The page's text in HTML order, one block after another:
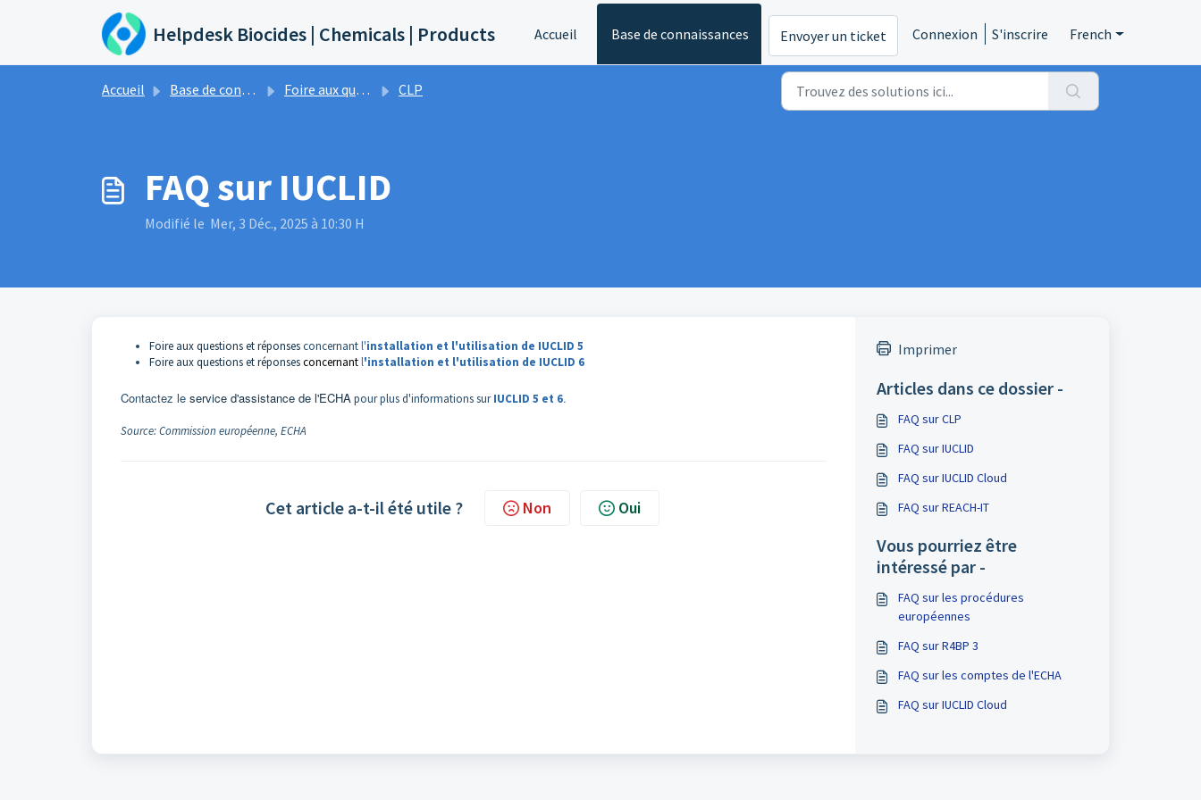
Passer au contenu principal
Helpdesk Biocides | Chemicals | Products Accueil Base de connaissances Envoyer un ticket Connexion S'inscrire French
Accueil Base de connaissances Foire aux questions et réponses CLP
FAQ sur IUCLID
Modifié le Mer, 3 Déc., 2025 à 10:30 H
Foire aux questions et réponsesconcernantl'installation et l'utilisation de IUCLID 5
Foire aux questions et réponsesconcernantl'installation et l'utilisation de IUCLID 6
Contactez le service d'assistance de l'ECHApour plus d'informations surIUCLID 5 et 6.
Source: Commission européenne, ECHA
Cet article a-t-il été utile ? Non Oui
Imprimer
Articles dans ce dossier -
FAQ sur CLP
FAQ sur IUCLID
FAQ sur IUCLID Cloud
FAQ sur REACH-IT
Vous pourriez être
intéressé par -
FAQ sur les procédures
européennes
FAQ sur R4BP 3
FAQ sur les comptes de l'ECHA
FAQ sur IUCLID Cloud